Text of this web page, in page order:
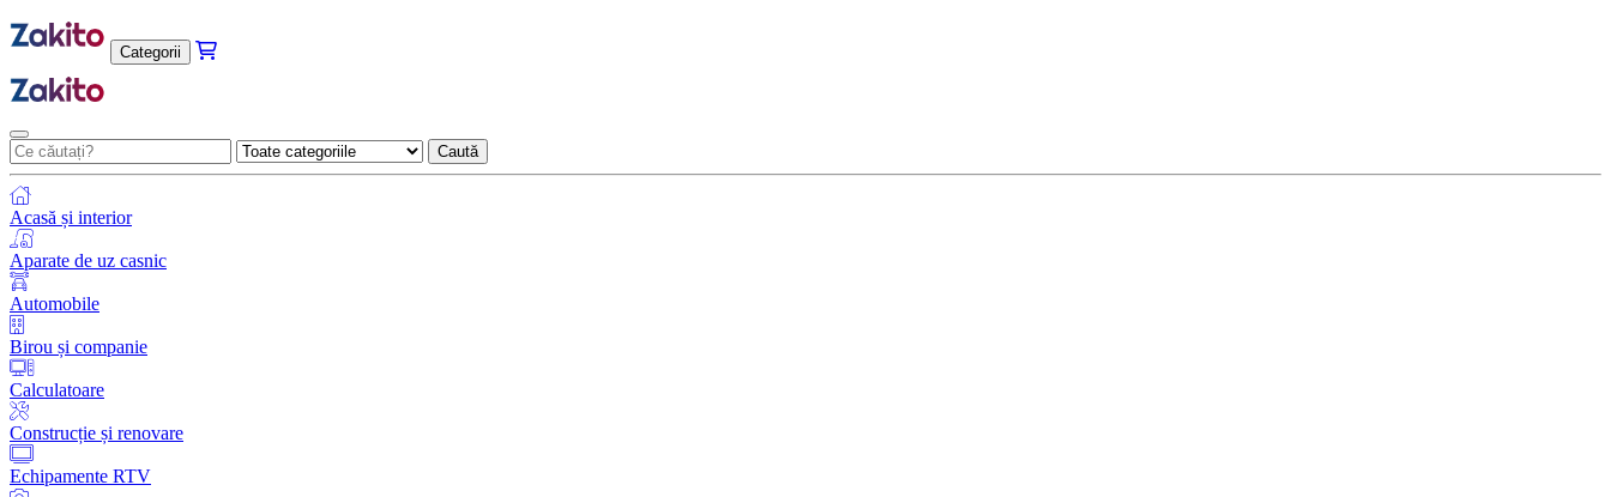
Categorii
Caută
Acasă și interior
Aparate de uz casnic
Automobile
Birou și companie
Calculatoare
Construcție și renovare
Echipamente RTV